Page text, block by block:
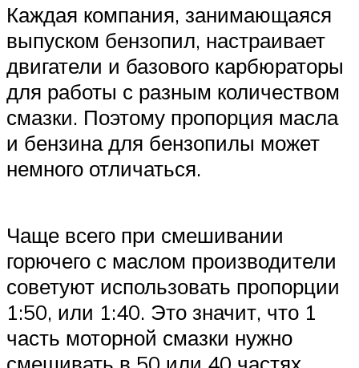
Каждая компания, занимающаяся
выпуском бензопил, настраивает
двигатели и базового карбюраторы
для работы с разным количеством
смазки. Поэтому пропорция масла
и бензина для бензопилы может
немного отличаться.
Чаще всего при смешивании
горючего с маслом производители
советуют использовать пропорции
1:50, или 1:40. Это значит, что 1
часть моторной смазки нужно